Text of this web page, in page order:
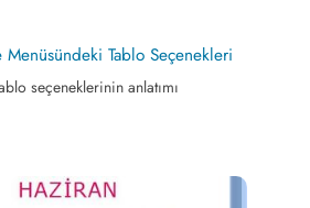
Tablo Seçenekleri
seçeneklerinin anlatımı